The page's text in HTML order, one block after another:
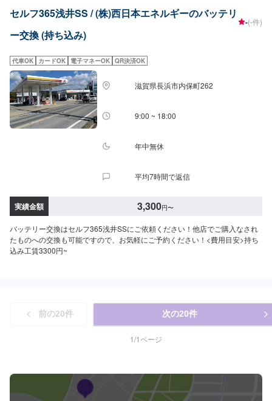
セルフ365浅井SS / (株)西日本エネルギーのバッテリ
ー交換 (持ち込み)
-(-件)
代車OK カードOK 電子マネーOK QR決済OK
滋賀県長浜市内保町262
9:00 ~ 18:00
年中無休
平均7時間で返信
実績金額 3,300円〜
バッテリー交換はセルフ365浅井SSにご依頼ください！他店でご購入なされ
たものへの交換も可能ですので、お気軽にご予約ください！<費用目安>持ち
込み工賃3300円~
前の20件 次の20件
1/1ページ